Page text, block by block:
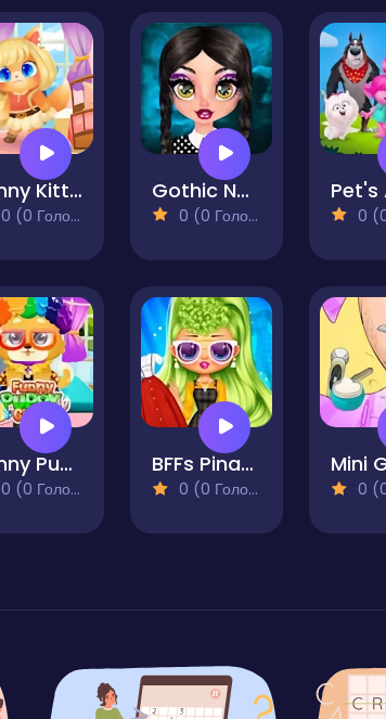
Funny Kitty Dressup
0 (0 Голосів)
Gothic New Era
0 (0 Голосів) 0 (0
Funny Puppy Care
0 (0 Голосів)
BFFs Pinafore Fashion
0 (0 Голосів) 0 (0